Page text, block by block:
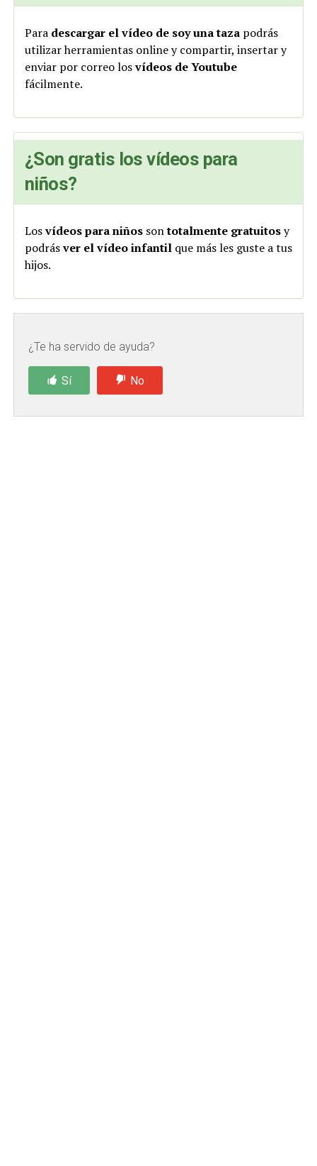
Para descargar el vídeo de soy una tazapodrás
utilizar herramientas online y compartir, insertar y
enviar por correo losvídeos de Youtube
fácilmente.
¿Son gratis los vídeos para
niños?
Losvídeos para niñossontotalmente gratuitosy
podrásver el vídeo infantil que más les guste a tus
hijos.
¿Te ha servido de ayuda?
Sí No